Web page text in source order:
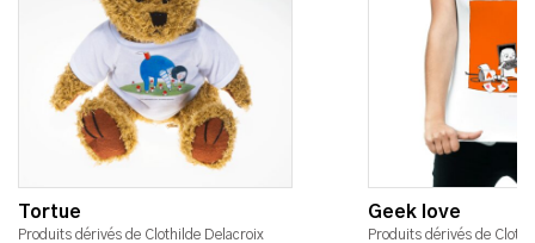
Tortue
Produits dérivés de Clothilde Delacroix
Geek love
Produits dérivés de